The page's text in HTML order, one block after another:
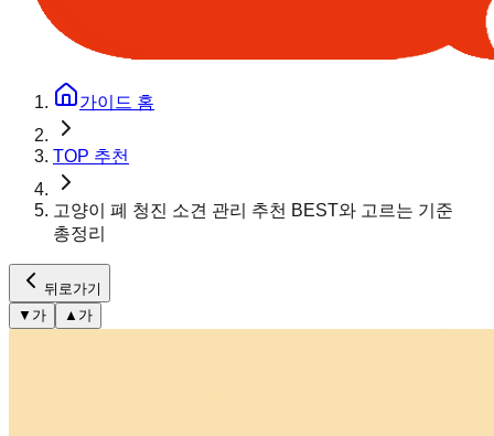
가이드 홈
TOP 추천
고양이 폐 청진 소견 관리 추천 BEST와 고르는 기준
총정리
뒤로가기
▼ 가 ▲ 가